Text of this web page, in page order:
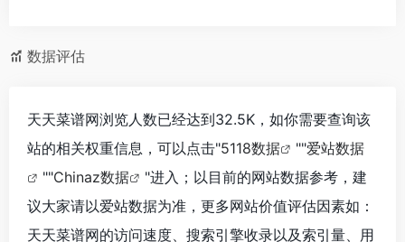
数据评估
天天菜谱网浏览人数已经达到32.5K，如你需要查询该
站的相关权重信息，可以点击"5118数据 ""爱站数据
""Chinaz数据
"进入；以目前的网站数据参考，建
议大家请以爱站数据为准，更多网站价值评估因素如：
天天菜谱网的访问速度、搜索引擎收录以及索引量、用